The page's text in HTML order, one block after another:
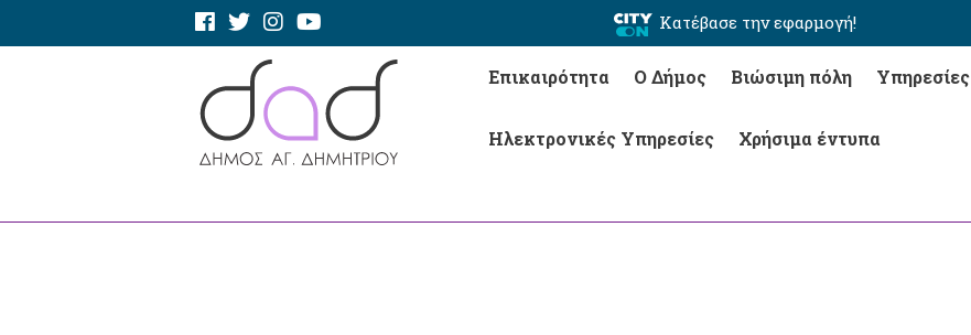
Κατέβασε την εφαρμογή!
Επικαιρότητα Ο Δήμος Βιώσιμη πόλη Υπηρεσίες
Ηλεκτρονικές Υπηρεσίες Χρήσιμα έντυπα